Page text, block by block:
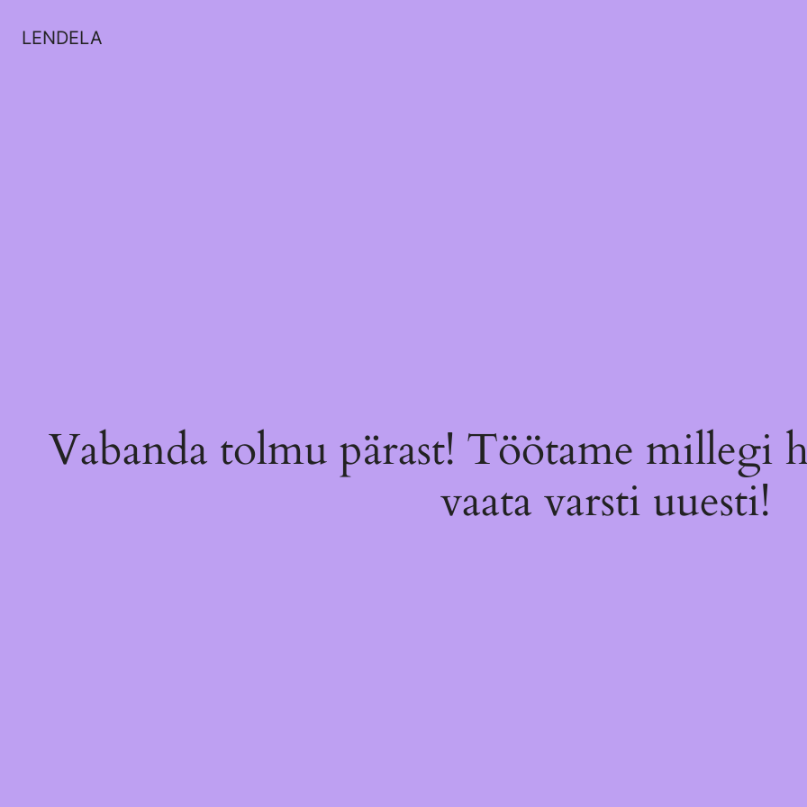
LENDELA
Vabanda tolmu pärast! Töötame millegi
vaata varsti uuesti!